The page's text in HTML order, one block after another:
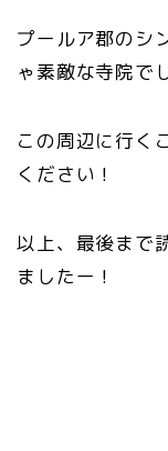
プールア郡のシ
ゃ素敵な寺院で
この周辺に行く
ください！
以上、最後まで
ましたー！